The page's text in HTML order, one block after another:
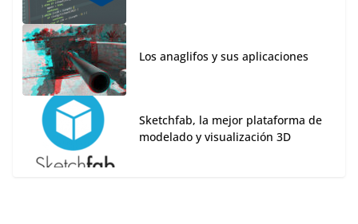
Los anaglifos y sus aplicaciones
Sketchfab, la mejor plataforma de
modelado y visualización 3D